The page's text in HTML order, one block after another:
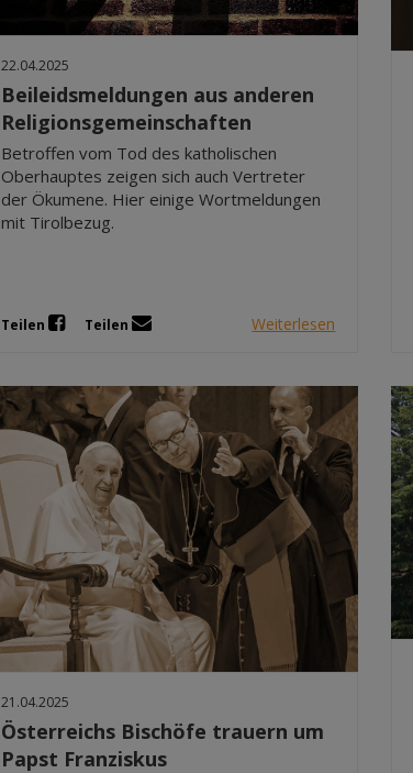
22.04.2025
Beileidsmeldungen aus anderen
Religionsgemeinschaften
Betroffen vom Tod des katholischen
Oberhauptes zeigen sich auch Vertreter
der Ökumene. Hier einige Wortmeldungen
mit Tirolbezug.
Teilen Teilen Weiterlesen
21.04.2025
Österreichs Bischöfe trauern um
Papst Franziskus